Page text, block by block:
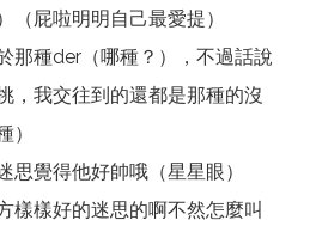
（屁啦明明自己最愛提）
那種der（哪種？），不過話說
，我交往到的還都是那種的沒
）
思覺得他好帥哦（星星眼）
樣樣好的迷思的啊不然怎麼叫